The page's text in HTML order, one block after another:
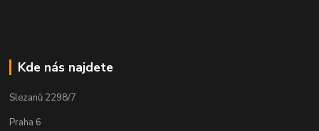
Kde nás najdete
Slezanů 2298/7
Praha 6